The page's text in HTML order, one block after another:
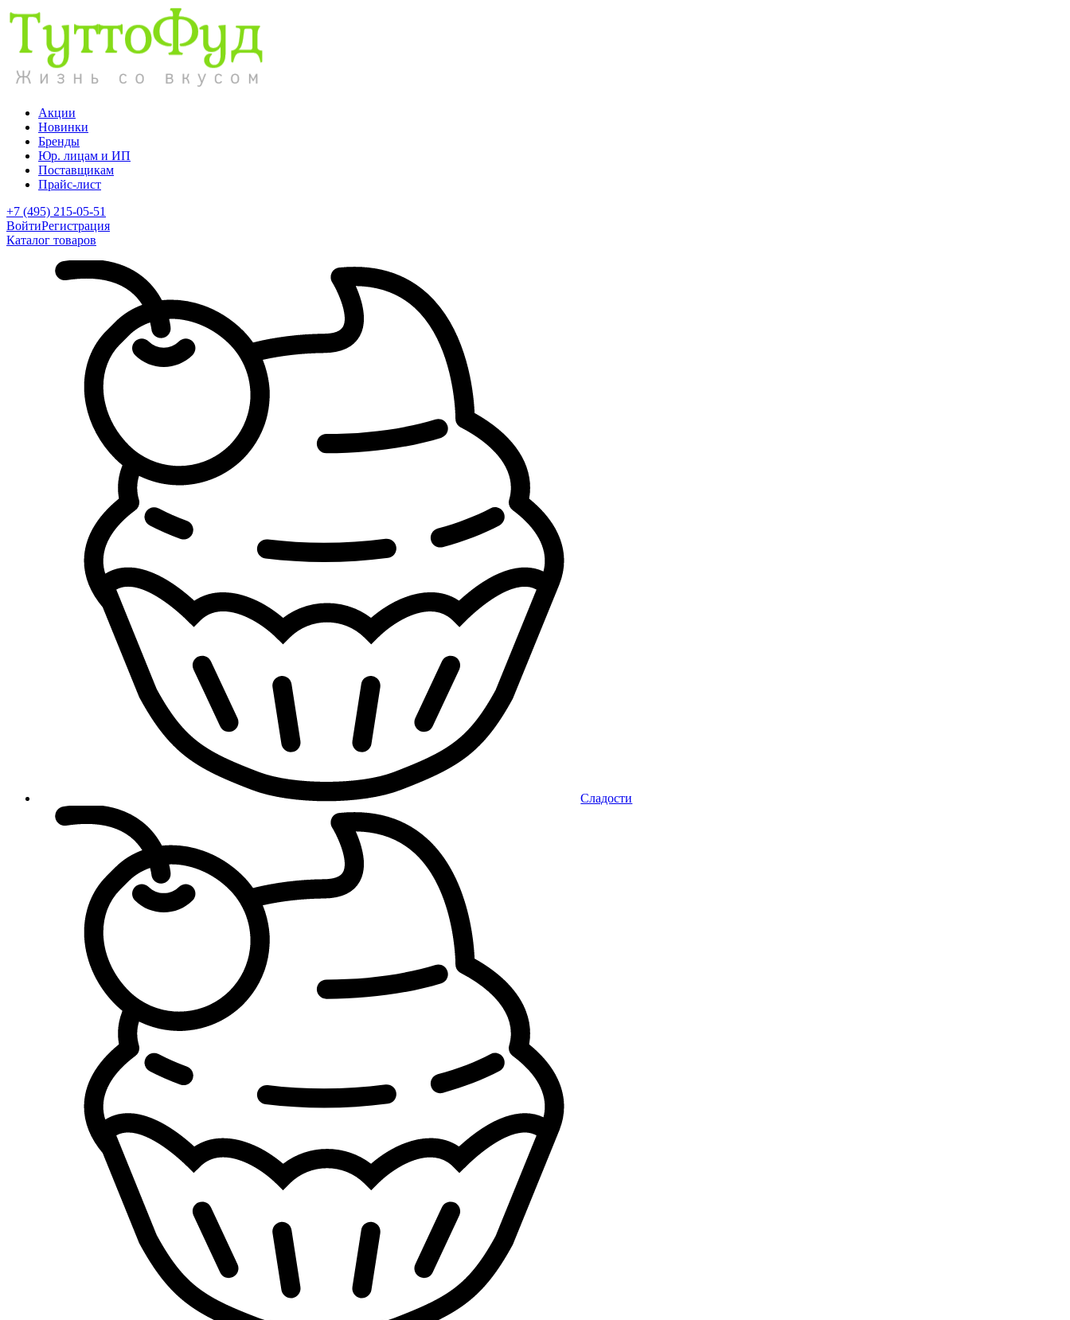
Акции
Новинки
Бренды
Юр. лицам и ИП
Поставщикам
Прайс-лист
+7 (495) 215-05-51
ВойтиРегистрация
Каталог товаров
Сладости